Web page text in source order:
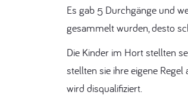
Es gab 5 Durchgänge und
gesammelt wurden, desto
Die Kinder im Hort stellten
stellten sie ihre eigene
wird disqualifiziert.